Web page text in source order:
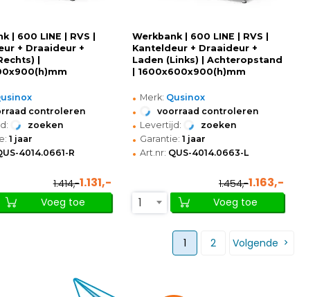
| 600 LINE | RVS |
+ Draaideur +
|
controleren
zoeken
1 jaar
4014.0661-R
1.414,-1.131,-
Voeg toe
Werkbank | 600 LINE | RVS |
Kanteldeur + Draaideur +
Laden (Links) | Achteropstand
| 1600x600x900(h)mm
• Merk: Qusinox
• voorraad controleren
• Levertijd: zoeken
• Garantie: 1 jaar
• Art.nr: QUS-4014.0663-L
1.454,-1.163,-
1
Voeg toe
1 2 Volgende